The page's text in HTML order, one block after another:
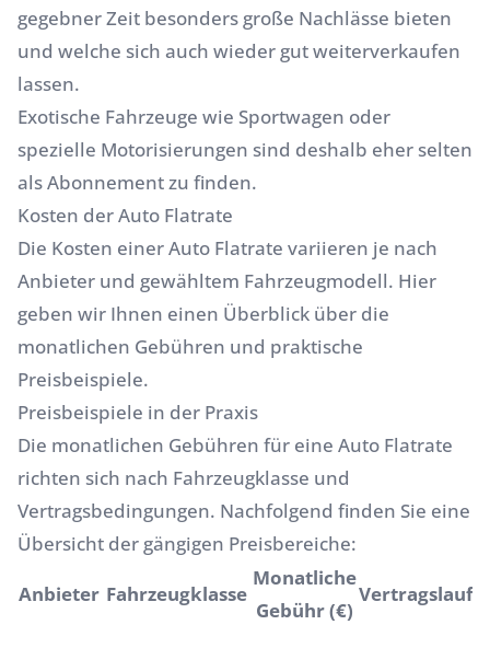
gegebner Zeit besonders große Nachlässe bieten
und welche sich auch wieder gut weiterverkaufen
lassen.
Exotische Fahrzeuge wie Sportwagen oder
spezielle Motorisierungen sind deshalb eher selten
als Abonnement zu finden.
Kosten der Auto Flatrate
Die Kosten einer Auto Flatrate variieren je nach
Anbieter und gewähltem Fahrzeugmodell. Hier
geben wir Ihnen einen Überblick über die
monatlichen Gebühren und praktische
Preisbeispiele.
Preisbeispiele in der Praxis
Die monatlichen Gebühren für eine Auto Flatrate
richten sich nach Fahrzeugklasse und
Vertragsbedingungen. Nachfolgend finden Sie eine
Übersicht der gängigen Preisbereiche:
Anbieter Fahrzeugklasse
Monatliche
Gebühr (€)